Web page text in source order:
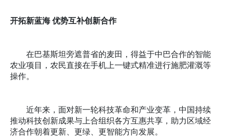
开拓新蓝海 优势互补创新合作
在巴基斯坦旁遮普省的麦田，得益于中巴合作的智能
农业项目，农民直接在手机上一键式精准进行施肥灌溉等
操作。
近年来，面对新一轮科技革命和产业变革，中国持续
推动科技创新成果与上合组织各方互惠共享，助力区域经
济合作朝着更新、更绿、更智能方向发展。